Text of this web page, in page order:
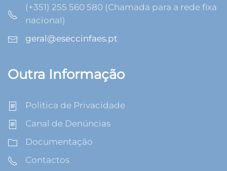
(+351) 255 560 580 (Chamada para a rede fixa
nacional)
geral@eseccinfaes.pt
Outra Informação
Politica de Privacidade
Canal de Denúncias
Documentação
Contactos